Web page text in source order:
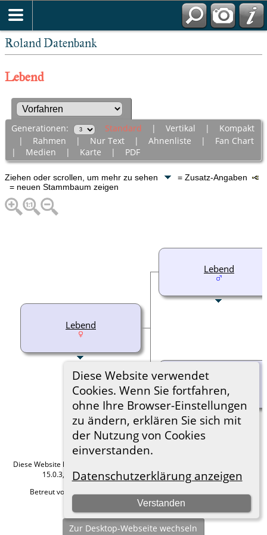
Roland Datenbank
Diese Website verwendet
Cookies. Wenn Sie fortfahren,
ohne Ihre Browser-Einstellungen
zu ändern, erklären Sie sich mit
der Nutzung von Cookies
einverstanden.
Datenschutzerklärung anzeigen
Verstanden
Lebend
Generationen: Standard | Vertikal | Kompakt
| Rahmen | Nur Text| Ahnenliste | Fan Chart
| Medien | Karte | PDF
Ziehen oder scrollen, um mehr zu sehen
= Zusatz-Angaben
= neuen Stammbaum zeigen
Lebend
Lebend
Lebend
Diese Website läuft mit
15.0.3, programmiert von Darrin Lythgoe © 2001-2026.
Betreut von
Hier geht es zum Impressum
Zur Desktop-Webseite wechseln